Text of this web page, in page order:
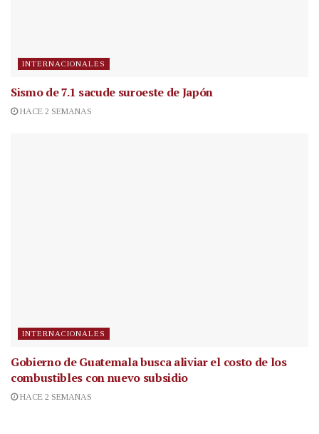
INTERNACIONALES
Sismo de 7.1 sacude suroeste de Japón
HACE 2 SEMANAS
INTERNACIONALES
Gobierno de Guatemala busca aliviar el costo de los
combustibles con nuevo subsidio
HACE 2 SEMANAS